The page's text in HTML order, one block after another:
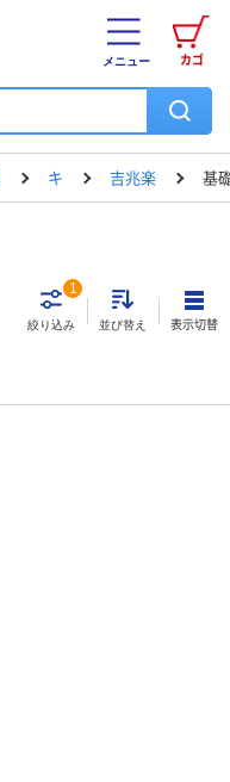
カゴ
メニュー
キ 吉兆楽 基
絞り込み
1
並び替え 表示切替